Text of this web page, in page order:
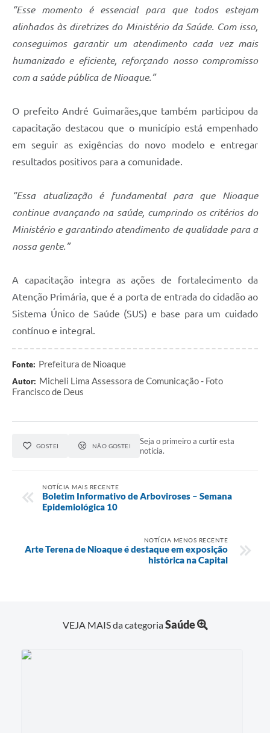
“Esse momento é essencial para que todos estejam
alinhados às diretrizes do Ministério da Saúde. Com isso,
conseguimos garantir um atendimento cada vez mais
humanizado e eficiente, reforçando nosso compromisso
com a saúde pública de Nioaque.”
O prefeito André Guimarães,que também participou da
capacitação destacou que o município está empenhado
em seguir as exigências do novo modelo e entregar
resultados positivos para a comunidade.
“Essa atualização é fundamental para que Nioaque
continue avançando na saúde, cumprindo os critérios do
Ministério e garantindo atendimento de qualidade para a
nossa gente.”
A capacitação integra as ações de fortalecimento da
Atenção Primária, que é a porta de entrada do cidadão ao
Sistema Único de Saúde (SUS) e base para um cuidado
contínuo e integral.
Fonte: Prefeitura de Nioaque
Autor: Micheli Lima Assessora de Comunicação - Foto
Francisco de Deus
GOSTEI NÃO GOSTEI
Seja o primeiro a curtir esta
notícia.
NOTÍCIA MAIS RECENTE
Boletim Informativo de Arboviroses – Semana
Epidemiológica 10
NOTÍCIA MENOS RECENTE
Arte Terena de Nioaque é destaque em exposição
histórica na Capital
VEJA MAIS da categoriaSaúde